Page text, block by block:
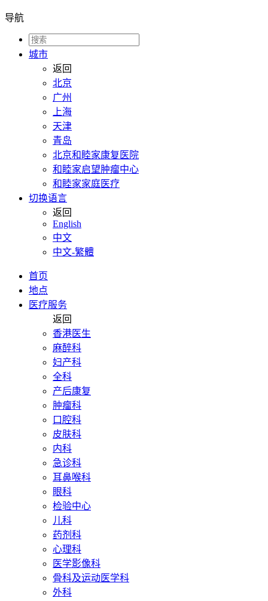
导航
城市
返回
北京
广州
上海
天津
青岛
北京和睦家康复医院
和睦家启望肿瘤中心
和睦家家庭医疗
切换语言
返回
English
中文
中文-繁體
首页
地点
医疗服务
返回
香港医生
麻醉科
妇产科
全科
产后康复
肿瘤科
口腔科
皮肤科
内科
急诊科
耳鼻喉科
眼科
检验中心
儿科
药剂科
心理科
医学影像科
骨科及运动医学科
外科